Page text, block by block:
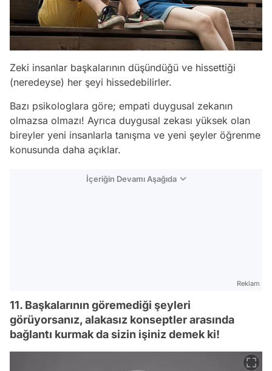
Zeki insanlar başkalarının düşündüğü ve hissettiği
(neredeyse) her şeyi hissedebilirler.
Bazı psikologlara göre; empati duygusal zekanın
olmazsa olmazı! Ayrıca duygusal zekası yüksek olan
bireyler yeni insanlarla tanışma ve yeni şeyler öğrenme
konusunda daha açıklar.
İçeriğin Devamı Aşağıda
Reklam
11. Başkalarının göremediği şeyleri
görüyorsanız, alakasız konseptler arasında
bağlantı kurmak da sizin işiniz demek ki!